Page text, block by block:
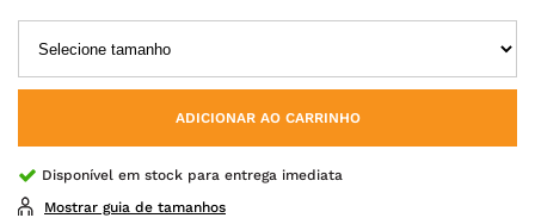
ADICIONAR AO CARRINHO
Disponível em stock para entrega imediata
Mostrar guia de tamanhos